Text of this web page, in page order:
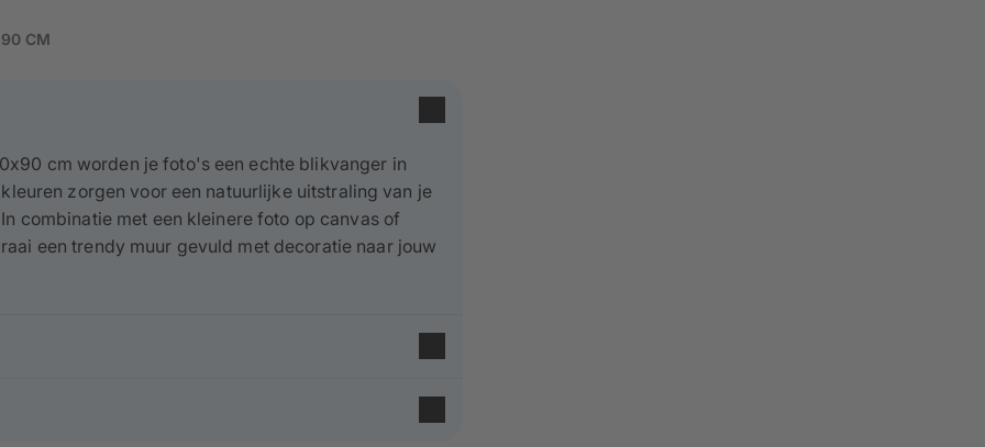
CM
cm worden je foto's een echte blikvanger in
zorgen voor een natuurlijke uitstraling van je
combinatie met een kleinere foto op canvas of
een trendy muur gevuld met decoratie naar jouw